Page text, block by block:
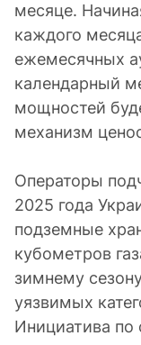
месяце.
каждого
ежемесячных
календарный
мощностей
механизм
Операторы
2025 года
подземные
кубометров
зимнему
уязвимых
Инициатива